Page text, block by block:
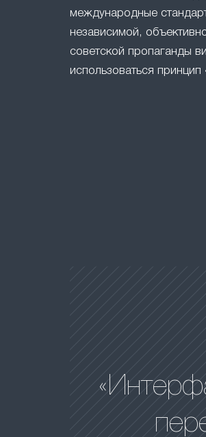
международные
независимой,
советской пропаганды
использоваться